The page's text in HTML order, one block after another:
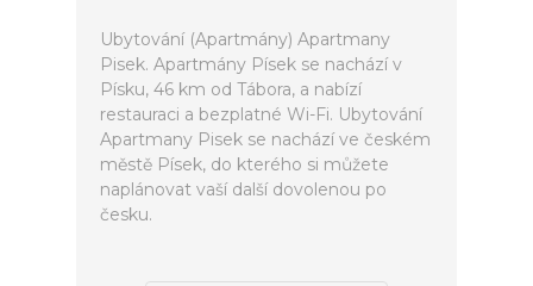
Ubytování (Apartmány) Apartmany
Pisek. Apartmány Písek se nachází v
Písku, 46 km od Tábora, a nabízí
restauraci a bezplatné Wi-Fi. Ubytování
Apartmany Pisek se nachází ve českém
městě Písek, do kterého si můžete
naplánovat vaší další dovolenou po
česku.